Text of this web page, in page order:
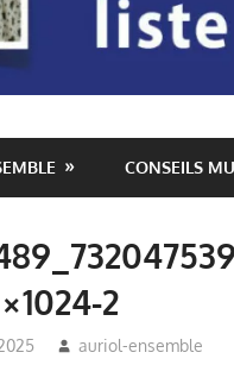
CONSEILS
2
auriol-ensemble